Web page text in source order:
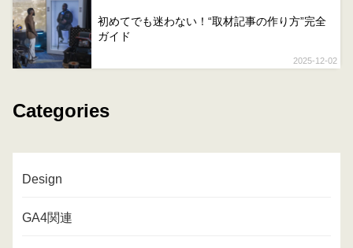
2025-12-02
初めてでも迷わない！“取材記事の作り方”完全
ガイド
Categories
Design
GA4関連